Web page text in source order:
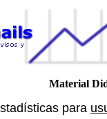
Material
para